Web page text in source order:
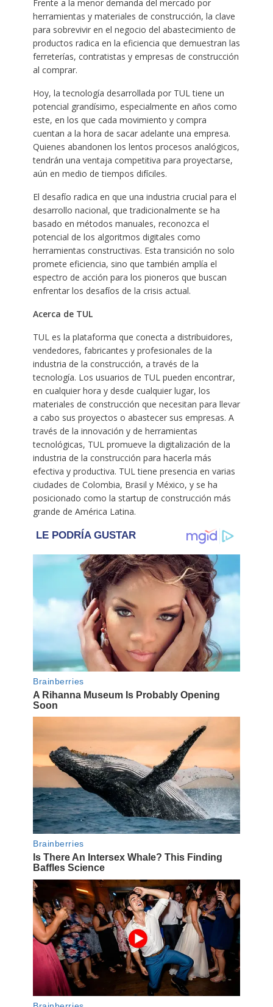
Frente a la menor demanda del mercado por
herramientas y materiales de construcción, la clave
para sobrevivir en el negocio del abastecimiento de
productos radica en la eficiencia que demuestran las
ferreterías, contratistas y empresas de construcción
al comprar.
Hoy, la tecnología desarrollada por TUL tiene un
potencial grandísimo, especialmente en años como
este, en los que cada movimiento y compra
cuentan a la hora de sacar adelante una empresa.
Quienes abandonen los lentos procesos analógicos,
tendrán una ventaja competitiva para proyectarse,
aún en medio de tiempos difíciles.
El desafío radica en que una industria crucial para el
desarrollo nacional, que tradicionalmente se ha
basado en métodos manuales, reconozca el
potencial de los algoritmos digitales como
herramientas constructivas. Esta transición no solo
promete eficiencia, sino que también amplía el
espectro de acción para los pioneros que buscan
enfrentar los desafíos de la crisis actual.
Acerca de TUL
TUL es la plataforma que conecta a distribuidores,
vendedores, fabricantes y profesionales de la
industria de la construcción, a través de la
tecnología. Los usuarios de TUL pueden encontrar,
en cualquier hora y desde cualquier lugar, los
materiales de construcción que necesitan para llevar
a cabo sus proyectos o abastecer sus empresas. A
través de la innovación y de herramientas
tecnológicas, TUL promueve la digitalización de la
industria de la construcción para hacerla más
efectiva y productiva. TUL tiene presencia en varias
ciudades de Colombia, Brasil y México, y se ha
posicionado como la startup de construcción más
grande de América Latina.